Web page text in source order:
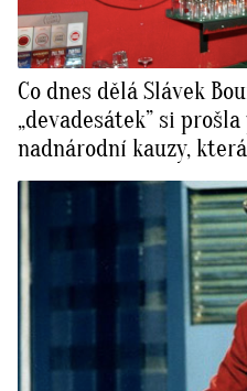
Co dnes dělá Slávek
„devadesátek” si
nadnárodní kauzy,